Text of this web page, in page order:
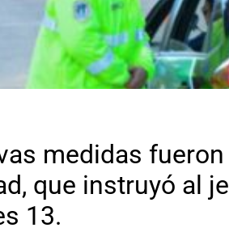
medidas
que instruyó al
13.